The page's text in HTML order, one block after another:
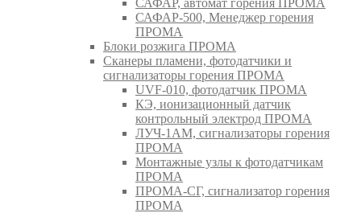
САФАР-500, Менеджер горения
ПРОМА
Блоки розжига ПРОМА
Сканеры пламени, фотодатчики и
сигнализаторы горения ПРОМА
UVF-010, фотодатчик ПРОМА
КЭ, ионизационный датчик
контрольный электрод ПРОМА
ЛУЧ-1АМ, сигнализаторы горения
ПРОМА
Монтажные узлы к фотодатчикам
ПРОМА
ПРОМА-СГ, сигнализатор горения
ПРОМА